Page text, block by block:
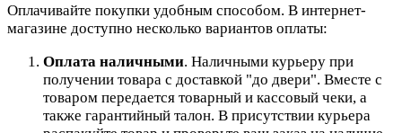
Оплачивайте покупки удобным способом. В интернет-
магазине доступно несколько вариантов оплаты:
Оплата наличными. Наличными курьеру при
получении товара с доставкой "до двери". Вместе с
товаром передается товарный и кассовый чеки, а
также гарантийный талон. В присутствии курьера